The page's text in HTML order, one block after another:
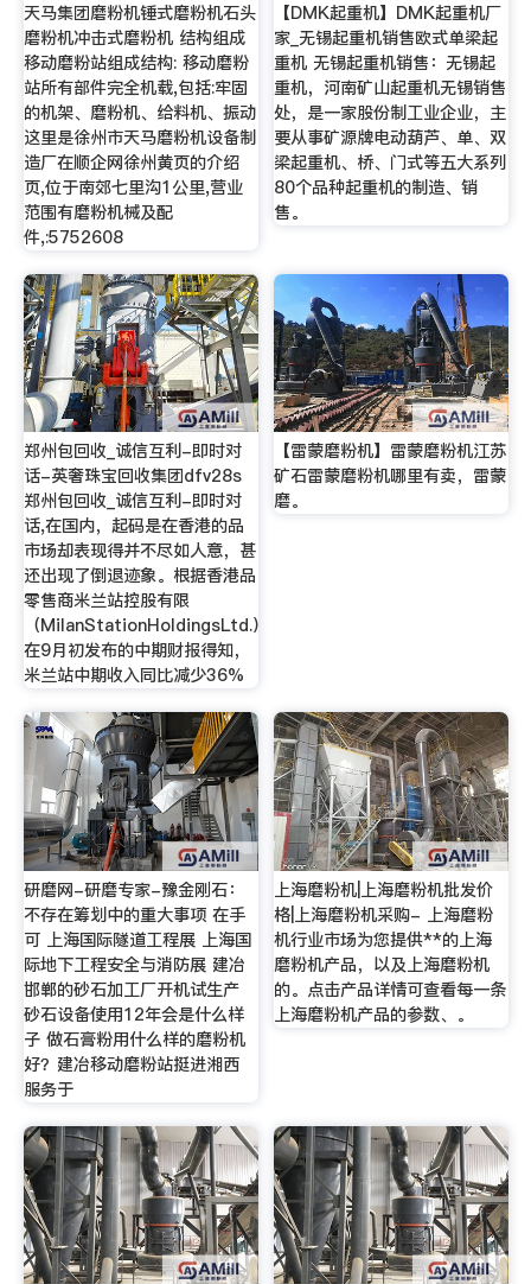
天马集团磨粉机锤式磨粉机石头
磨粉机冲击式磨粉机 结构组成
移动磨粉站组成结构: 移动磨粉
站所有部件完全机载,包括:牢固
的机架、磨粉机、给料机、振动
这里是徐州市天马磨粉机设备制
造厂在顺企网徐州黄页的介绍
页,位于南郊七里沟1公里,营业
范围有磨粉机械及配
件,:5752608
【DMK起重机】DMK起重机厂
家_无锡起重机销售欧式单梁起
重机 无锡起重机销售：无锡起
重机，河南矿山起重机无锡销售
处，是一家股份制工业企业，主
要从事矿源牌电动葫芦、单、双
梁起重机、桥、门式等五大系列
80个品种起重机的制造、销
售。
郑州包回收_诚信互利-即时对
话-英奢珠宝回收集团dfv28s
郑州包回收_诚信互利-即时对
话,在国内，起码是在香港的品
市场却表现得并不尽如人意，甚
还出现了倒退迹象。根据香港品
零售商米兰站控股有限
（MilanStationHoldingsLtd.）
在9月初发布的中期财报得知，
米兰站中期收入同比减少36%
【雷蒙磨粉机】雷蒙磨粉机江苏
矿石雷蒙磨粉机哪里有卖，雷蒙
磨。
研磨网-研磨专家-豫金刚石：
不存在筹划中的重大事项 在手
可 上海国际隧道工程展 上海国
际地下工程安全与消防展 建冶
邯郸的砂石加工厂开机试生产
砂石设备使用12年会是什么样
子 做石膏粉用什么样的磨粉机
好？建冶移动磨粉站挺进湘西
服务于
上海磨粉机|上海磨粉机批发价
格|上海磨粉机采购- 上海磨粉
机行业市场为您提供**的上海
磨粉机产品，以及上海磨粉机
的。点击产品详情可查看每一条
上海磨粉机产品的参数、。